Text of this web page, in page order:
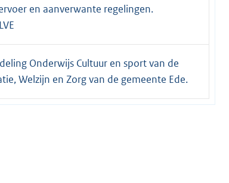
en aanverwante regelingen.
Onderwijs Cultuur en sport van de
Welzijn en Zorg van de gemeente Ede.